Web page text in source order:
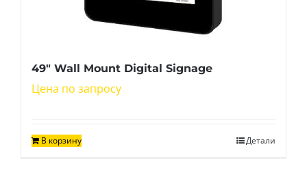
49″ Wall Mount Digital Signage
Цена по запросу
В корзину Детали